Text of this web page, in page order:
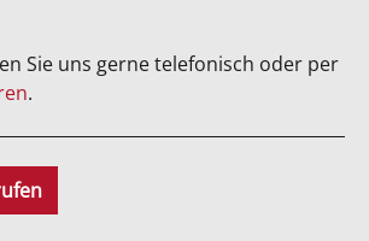
Sie uns gerne telefonisch oder per
.